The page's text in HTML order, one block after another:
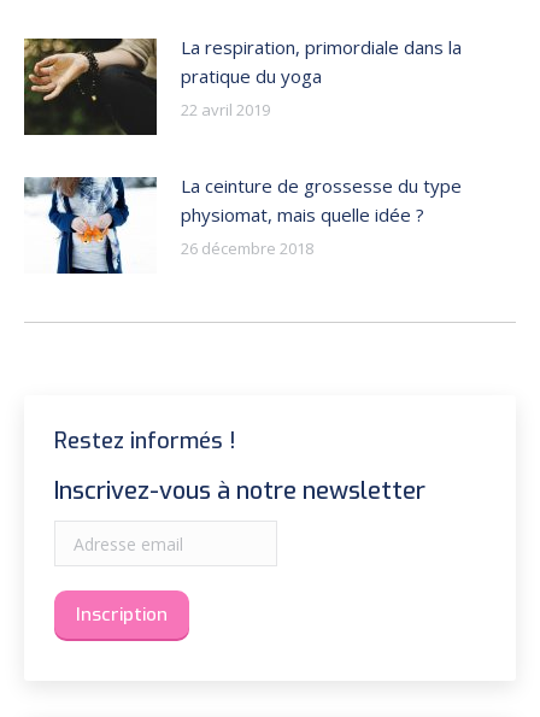
La respiration, primordiale dans la
pratique du yoga
22 avril 2019
La ceinture de grossesse du type
physiomat, mais quelle idée ?
26 décembre 2018
Restez informés !
Inscrivez-vous à notre newsletter